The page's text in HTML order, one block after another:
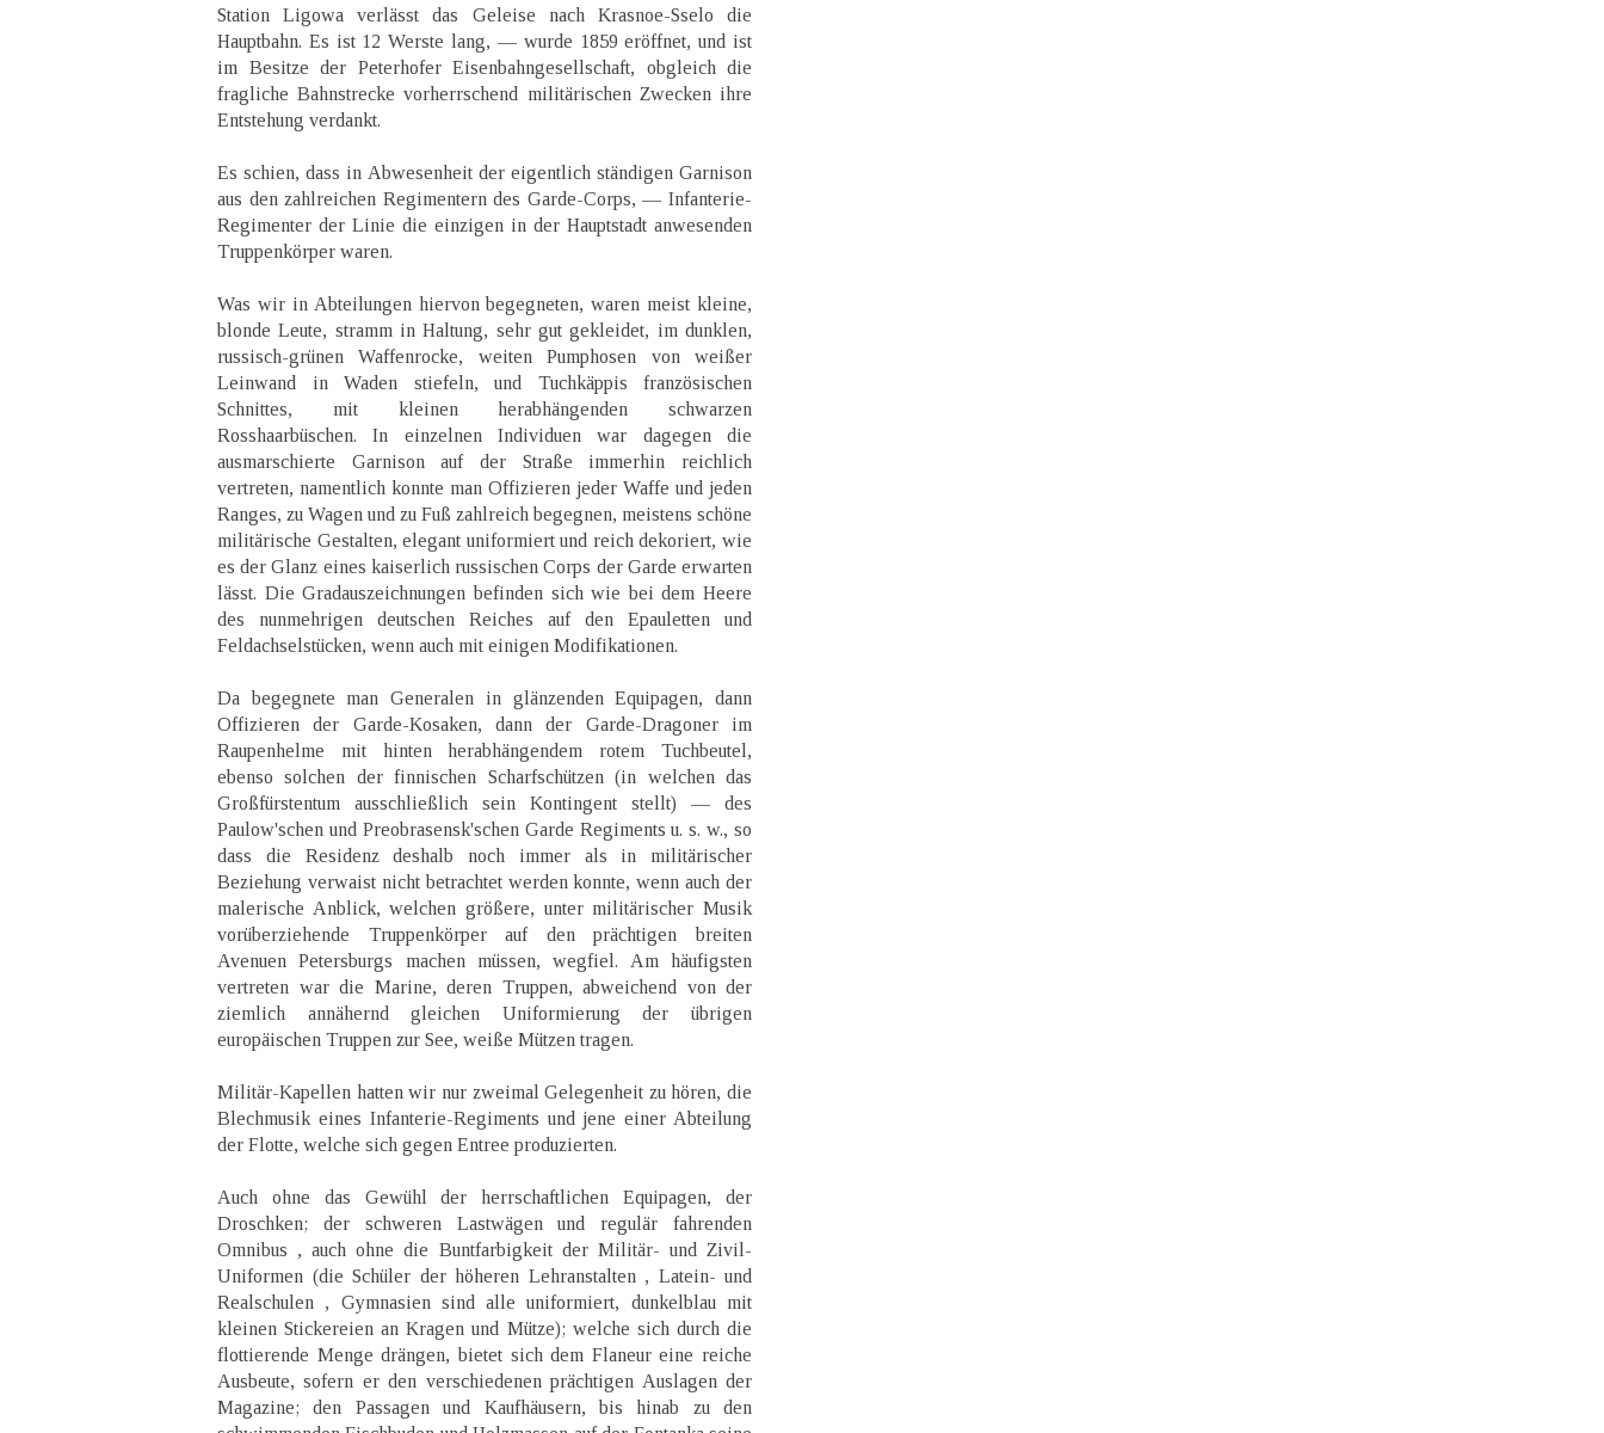
Station Ligowa verlässt das Geleise nach Krasnoe-Sselo die
Hauptbahn. Es ist 12 Werste lang, — wurde 1859 eröffnet, und ist
im Besitze der Peterhofer Eisenbahngesellschaft, obgleich die
fragliche Bahnstrecke vorherrschend militärischen Zwecken ihre
Entstehung verdankt.
Es schien, dass in Abwesenheit der eigentlich ständigen Garnison
aus den zahlreichen Regimentern des Garde-Corps, — Infanterie-
Regimenter der Linie die einzigen in der Hauptstadt anwesenden
Truppenkörper waren.
Was wir in Abteilungen hiervon begegneten, waren meist kleine,
blonde Leute, stramm in Haltung, sehr gut gekleidet, im dunklen,
russisch-grünen Waffenrocke, weiten Pumphosen von weißer
Leinwand in Waden stiefeln, und Tuchkäppis französischen
Schnittes, mit kleinen herabhängenden schwarzen
Rosshaarbüschen. In einzelnen Individuen war dagegen die
ausmarschierte Garnison auf der Straße immerhin reichlich
vertreten, namentlich konnte man Offizieren jeder Waffe und jeden
Ranges, zu Wagen und zu Fuß zahlreich begegnen, meistens schöne
militärische Gestalten, elegant uniformiert und reich dekoriert, wie
es der Glanz eines kaiserlich russischen Corps der Garde erwarten
lässt. Die Gradauszeichnungen befinden sich wie bei dem Heere
des nunmehrigen deutschen Reiches auf den Epauletten und
Feldachselstücken, wenn auch mit einigen Modifikationen.
Da begegnete man Generalen in glänzenden Equipagen, dann
Offizieren der Garde-Kosaken, dann der Garde-Dragoner im
Raupenhelme mit hinten herabhängendem rotem Tuchbeutel,
ebenso solchen der finnischen Scharfschützen (in welchen das
Großfürstentum ausschließlich sein Kontingent stellt) — des
Paulow'schen und Preobrasensk'schen Garde Regiments u. s. w., so
dass die Residenz deshalb noch immer als in militärischer
Beziehung verwaist nicht betrachtet werden konnte, wenn auch der
malerische Anblick, welchen größere, unter militärischer Musik
vorüberziehende Truppenkörper auf den prächtigen breiten
Avenuen Petersburgs machen müssen, wegfiel. Am häufigsten
vertreten war die Marine, deren Truppen, abweichend von der
ziemlich annähernd gleichen Uniformierung der übrigen
europäischen Truppen zur See, weiße Mützen tragen.
Militär-Kapellen hatten wir nur zweimal Gelegenheit zu hören, die
Blechmusik eines Infanterie-Regiments und jene einer Abteilung
der Flotte, welche sich gegen Entree produzierten.
Auch ohne das Gewühl der herrschaftlichen Equipagen, der
Droschken; der schweren Lastwägen und regulär fahrenden
Omnibus , auch ohne die Buntfarbigkeit der Militär- und Zivil-
Uniformen (die Schüler der höheren Lehranstalten , Latein- und
Realschulen , Gymnasien sind alle uniformiert, dunkelblau mit
kleinen Stickereien an Kragen und Mütze); welche sich durch die
flottierende Menge drängen, bietet sich dem Flaneur eine reiche
Ausbeute, sofern er den verschiedenen prächtigen Auslagen der
Magazine; den Passagen und Kaufhäusern, bis hinab zu den